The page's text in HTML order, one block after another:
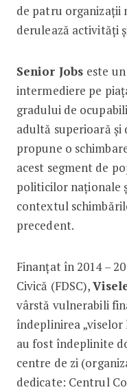
de patru organizații
derulează activități
Senior Jobs este
intermediere pe
gradului de
adultă superioară și
propune o
acest segment de
politicilor naționale
contextul
precedent.
Finanțat în 2014 –
Civică (FDSC),
vârstă vulnerabili
îndeplinirea „viselor
au fost îndeplinite
centre de zi
dedicate: Centrul